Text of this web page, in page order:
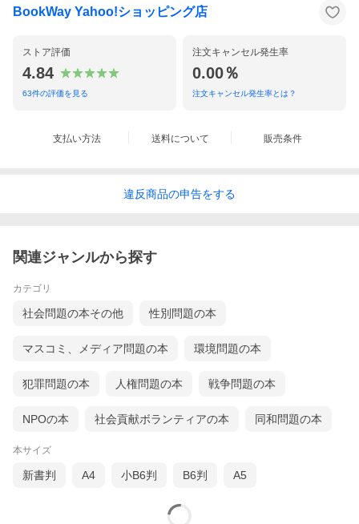
BookWay Yahoo!ショッピング店
ストア評価
4.84
63件の評価を見る
注文キャンセル発生率
0.00％
注文キャンセル発生率とは？
支払い方法 送料について 販売条件
違反商品の申告をする
関連ジャンルから探す
カテゴリ
社会問題の本その他 性別問題の本
マスコミ、メディア問題の本 環境問題の本
犯罪問題の本 人権問題の本 戦争問題の本
NPOの本 社会貢献ボランティアの本 同和問題の本
本サイズ
新書判 A4 小B6判 B6判 A5